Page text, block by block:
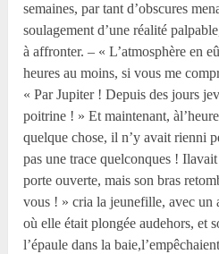
semaines, par tant d’obscures
soulagement d’une réalité
à affronter. – « L’atmosphère en
heures au moins, si vous me
« Par Jupiter ! Depuis des jours
poitrine ! » Et maintenant,
quelque chose, il n’y avait rienni
pas une trace quelconques !
porte ouverte, mais son bras
vous ! » cria la jeunefille, avec un
où elle était plongée audehors, et
l’épaule dans la